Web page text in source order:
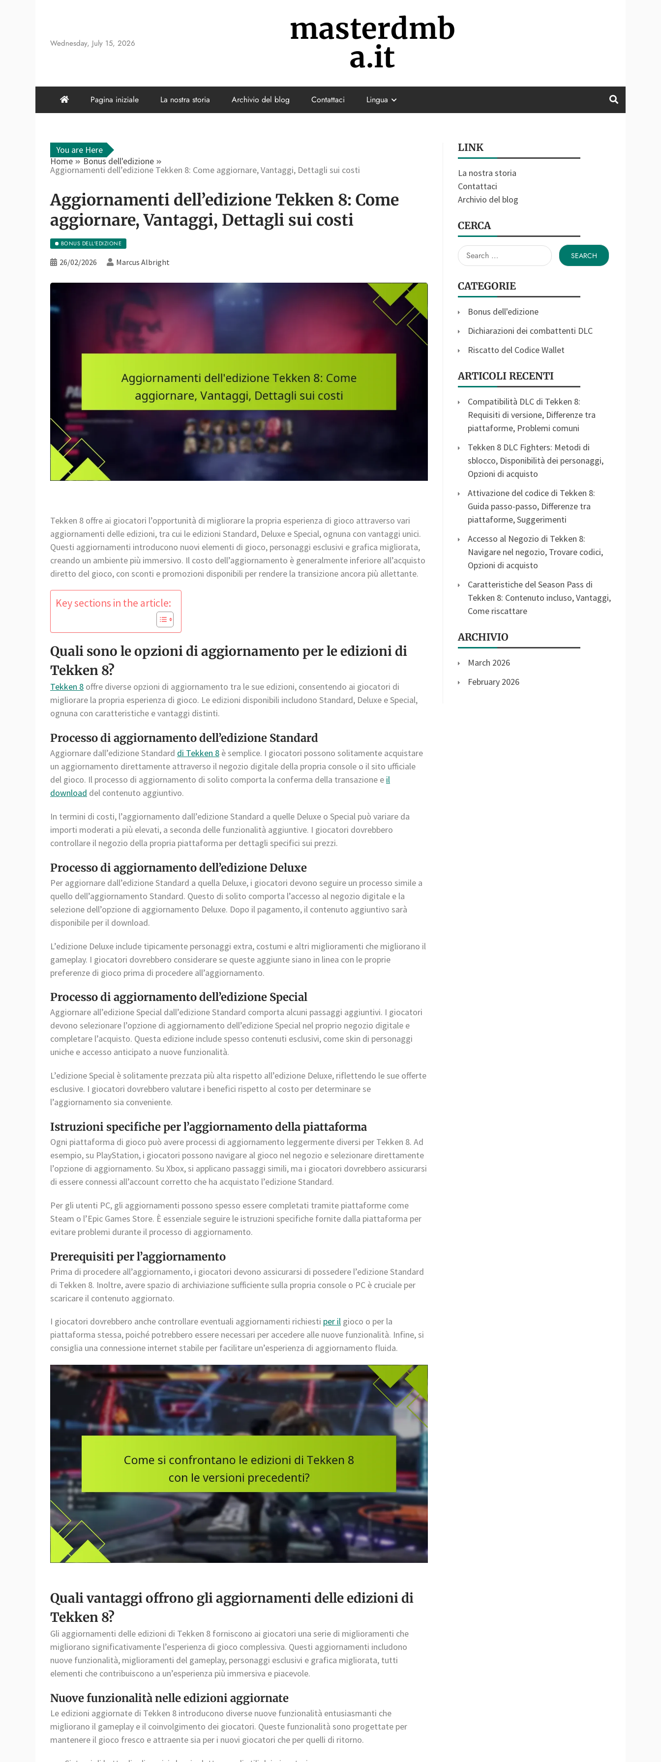
Wednesday, July 15, 2026 masterdmb
a.it
Pagina iniziale La nostra storia Archivio del blog Contattaci Lingua
You are Here
Home
Bonus dell'edizione
Aggiornamenti dell’edizione Tekken 8: Come aggiornare, Vantaggi, Dettagli sui costi
Aggiornamenti dell’edizione Tekken 8: Come
aggiornare, Vantaggi, Dettagli sui costi
BONUS DELL'EDIZIONE
26/02/2026 Marcus Albright
Tekken 8 offre ai giocatori l’opportunità di migliorare la propria esperienza di gioco attraverso vari
aggiornamenti delle edizioni, tra cui le edizioni Standard, Deluxe e Special, ognuna con vantaggi unici.
Questi aggiornamenti introducono nuovi elementi di gioco, personaggi esclusivi e grafica migliorata,
creando un ambiente più immersivo. Il costo dell’aggiornamento è generalmente inferiore all’acquisto
diretto del gioco, con sconti e promozioni disponibili per rendere la transizione ancora più allettante.
Key sections in the article:
Quali sono le opzioni di aggiornamento per le edizioni di
Tekken 8?
Tekken 8 offre diverse opzioni di aggiornamento tra le sue edizioni, consentendo ai giocatori di
migliorare la propria esperienza di gioco. Le edizioni disponibili includono Standard, Deluxe e Special,
ognuna con caratteristiche e vantaggi distinti.
Processo di aggiornamento dell’edizione Standard
Aggiornare dall’edizione Standard di Tekken 8 è semplice. I giocatori possono solitamente acquistare
un aggiornamento direttamente attraverso il negozio digitale della propria console o il sito ufficiale
del gioco. Il processo di aggiornamento di solito comporta la conferma della transazione e il
download del contenuto aggiuntivo.
In termini di costi, l’aggiornamento dall’edizione Standard a quelle Deluxe o Special può variare da
importi moderati a più elevati, a seconda delle funzionalità aggiuntive. I giocatori dovrebbero
controllare il negozio della propria piattaforma per dettagli specifici sui prezzi.
Processo di aggiornamento dell’edizione Deluxe
Per aggiornare dall’edizione Standard a quella Deluxe, i giocatori devono seguire un processo simile a
quello dell’aggiornamento Standard. Questo di solito comporta l’accesso al negozio digitale e la
selezione dell’opzione di aggiornamento Deluxe. Dopo il pagamento, il contenuto aggiuntivo sarà
disponibile per il download.
L’edizione Deluxe include tipicamente personaggi extra, costumi e altri miglioramenti che migliorano il
gameplay. I giocatori dovrebbero considerare se queste aggiunte siano in linea con le proprie
preferenze di gioco prima di procedere all’aggiornamento.
Processo di aggiornamento dell’edizione Special
Aggiornare all’edizione Special dall’edizione Standard comporta alcuni passaggi aggiuntivi. I giocatori
devono selezionare l’opzione di aggiornamento dell’edizione Special nel proprio negozio digitale e
completare l’acquisto. Questa edizione include spesso contenuti esclusivi, come skin di personaggi
uniche e accesso anticipato a nuove funzionalità.
L’edizione Special è solitamente prezzata più alta rispetto all’edizione Deluxe, riflettendo le sue offerte
esclusive. I giocatori dovrebbero valutare i benefici rispetto al costo per determinare se
l’aggiornamento sia conveniente.
Istruzioni specifiche per l’aggiornamento della piattaforma
Ogni piattaforma di gioco può avere processi di aggiornamento leggermente diversi per Tekken 8. Ad
esempio, su PlayStation, i giocatori possono navigare al gioco nel negozio e selezionare direttamente
l’opzione di aggiornamento. Su Xbox, si applicano passaggi simili, ma i giocatori dovrebbero assicurarsi
di essere connessi all’account corretto che ha acquistato l’edizione Standard.
Per gli utenti PC, gli aggiornamenti possono spesso essere completati tramite piattaforme come
Steam o l’Epic Games Store. È essenziale seguire le istruzioni specifiche fornite dalla piattaforma per
evitare problemi durante il processo di aggiornamento.
Prerequisiti per l’aggiornamento
Prima di procedere all’aggiornamento, i giocatori devono assicurarsi di possedere l’edizione Standard
di Tekken 8. Inoltre, avere spazio di archiviazione sufficiente sulla propria console o PC è cruciale per
scaricare il contenuto aggiornato.
I giocatori dovrebbero anche controllare eventuali aggiornamenti richiesti per il gioco o per la
piattaforma stessa, poiché potrebbero essere necessari per accedere alle nuove funzionalità. Infine, si
consiglia una connessione internet stabile per facilitare un’esperienza di aggiornamento fluida.
Quali vantaggi offrono gli aggiornamenti delle edizioni di
Tekken 8?
Gli aggiornamenti delle edizioni di Tekken 8 forniscono ai giocatori una serie di miglioramenti che
migliorano significativamente l’esperienza di gioco complessiva. Questi aggiornamenti includono
nuove funzionalità, miglioramenti del gameplay, personaggi esclusivi e grafica migliorata, tutti
elementi che contribuiscono a un’esperienza più immersiva e piacevole.
Nuove funzionalità nelle edizioni aggiornate
Le edizioni aggiornate di Tekken 8 introducono diverse nuove funzionalità entusiasmanti che
migliorano il gameplay e il coinvolgimento dei giocatori. Queste funzionalità sono progettate per
mantenere il gioco fresco e attraente sia per i nuovi giocatori che per quelli di ritorno.
LINK
La nostra storia
Contattaci
Archivio del blog
CERCA
Search
for:
CATEGORIE
Bonus dell'edizione
Dichiarazioni dei combattenti DLC
Riscatto del Codice Wallet
ARTICOLI RECENTI
Compatibilità DLC di Tekken 8:
Requisiti di versione, Differenze tra
piattaforme, Problemi comuni
Tekken 8 DLC Fighters: Metodi di
sblocco, Disponibilità dei personaggi,
Opzioni di acquisto
Attivazione del codice di Tekken 8:
Guida passo-passo, Differenze tra
piattaforme, Suggerimenti
Accesso al Negozio di Tekken 8:
Navigare nel negozio, Trovare codici,
Opzioni di acquisto
Caratteristiche del Season Pass di
Tekken 8: Contenuto incluso, Vantaggi,
Come riscattare
ARCHIVIO
March 2026
February 2026